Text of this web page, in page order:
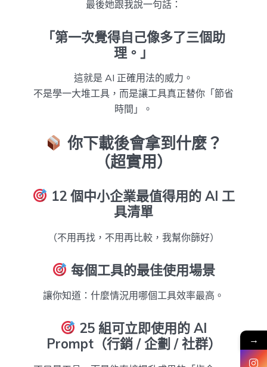
最後她跟我說一句話：
「第一次覺得自己像多了三個助
理。」
這就是 AI 正確用法的威力。
不是學一大堆工具，而是讓工具真正替你「節省
時間」。
你下載後會拿到什麼？
（超實用）
12 個中小企業最值得用的 AI 工
具清單
（不用再找，不用再比較，我幫你篩好）
每個工具的最佳使用場景
讓你知道：什麼情況用哪個工具效率最高。
25 組可立即使用的 AI
Prompt（行銷 / 企劃 / 社群）
→